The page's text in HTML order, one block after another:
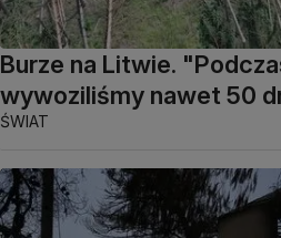
Burze na Litwie.
wywoziliśmy nawet 50
ŚWIAT